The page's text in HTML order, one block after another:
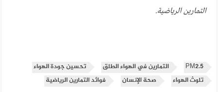
التمارين الرياضية.
PM2.5 التمارين في الهواء الطلق
تحسين جودة الهواء
تلوث الهواء
صحة الإنسان فوائد التمارين الرياضية